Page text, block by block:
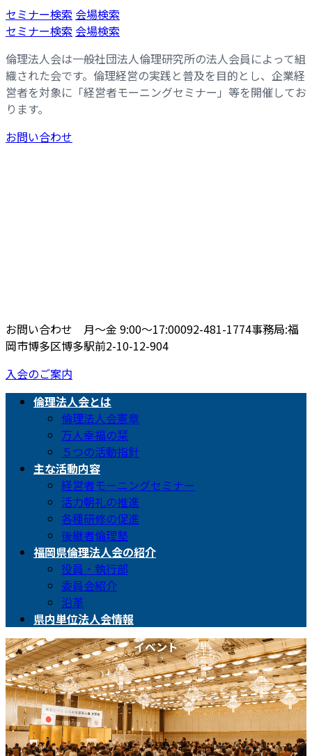
コ
ン
ン
ツ
へ
ス
キ
ッ
ナ
ビ
ー
シ
ョ
ン
に
移
セミナー検索 会場検索
セミナー検索 会場検索
倫理法人会は一般社団法人倫理研究所の法人会員によって組
織された会です。倫理経営の実践と普及を目的とし、企業経
営者を対象に「経営者モーニングセミナー」等を開催してお
ります。
お問い合わせ
お問い合わせ 月〜金 9:00〜17:00092-481-1774事務局:福
岡市博多区博多駅前2-10-12-904
入会のご案内
倫理法人会とは
倫理法人会憲章
万人幸福の栞
５つの活動指針
主な活動内容
経営者モーニングセミナー
活力朝礼の推進
各種研修の促進
後継者倫理塾
福岡県倫理法人会の紹介
役員・執行部
委員会紹介
沿革
県内単位法人会情報
イベント